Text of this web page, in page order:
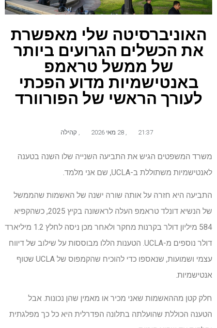
האוניברסיטה שלי מאפשרת
את הכשלים הגרועים ביותר
של ממשל טראמפ
באנטישמיות מדוע הפכתי
לעורך הראשי של הפורוורד
21:37 28 מאי 2026 קהילה
משרד המשפטים הגיש את התביעה השנייה שלו השנה בטענה
לאנטישמיות משתוללת ב-UCLA, שם אני מלמד.
התביעה היא חזרה על אותה שורה ישנה של האשמות שהממשל
של הנשיא דונלד טראמפ העלה לראשונה בקיץ 2025, כשהקפיא
584 מיליון דולר בקרנות מחקר ולאחר מכן ניסה לחלץ 1.2 מיליארד
דולר נוספים מ-UCLA. הטענות הללו מבוססות על שילוב של דיווח
עצמי ושמועות, שנאספו כדי להוכיח שהקמפוס של UCLA שטוף
אנטישמיות.
חלק קטן מההאשמות שאני מכיר או מאמין שהן נכונות. אבל
הטענה הכוללת שהועלתה בתלונה הפדרלית היא כל כך מפלגתית